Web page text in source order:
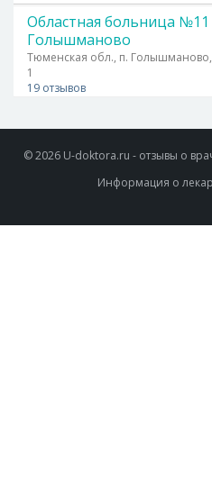
Областная больница №11
Голышманово
Тюменская обл., п.
1
19 отзывов
© 2026 U-doktora.ru - отзывы о
Информация о